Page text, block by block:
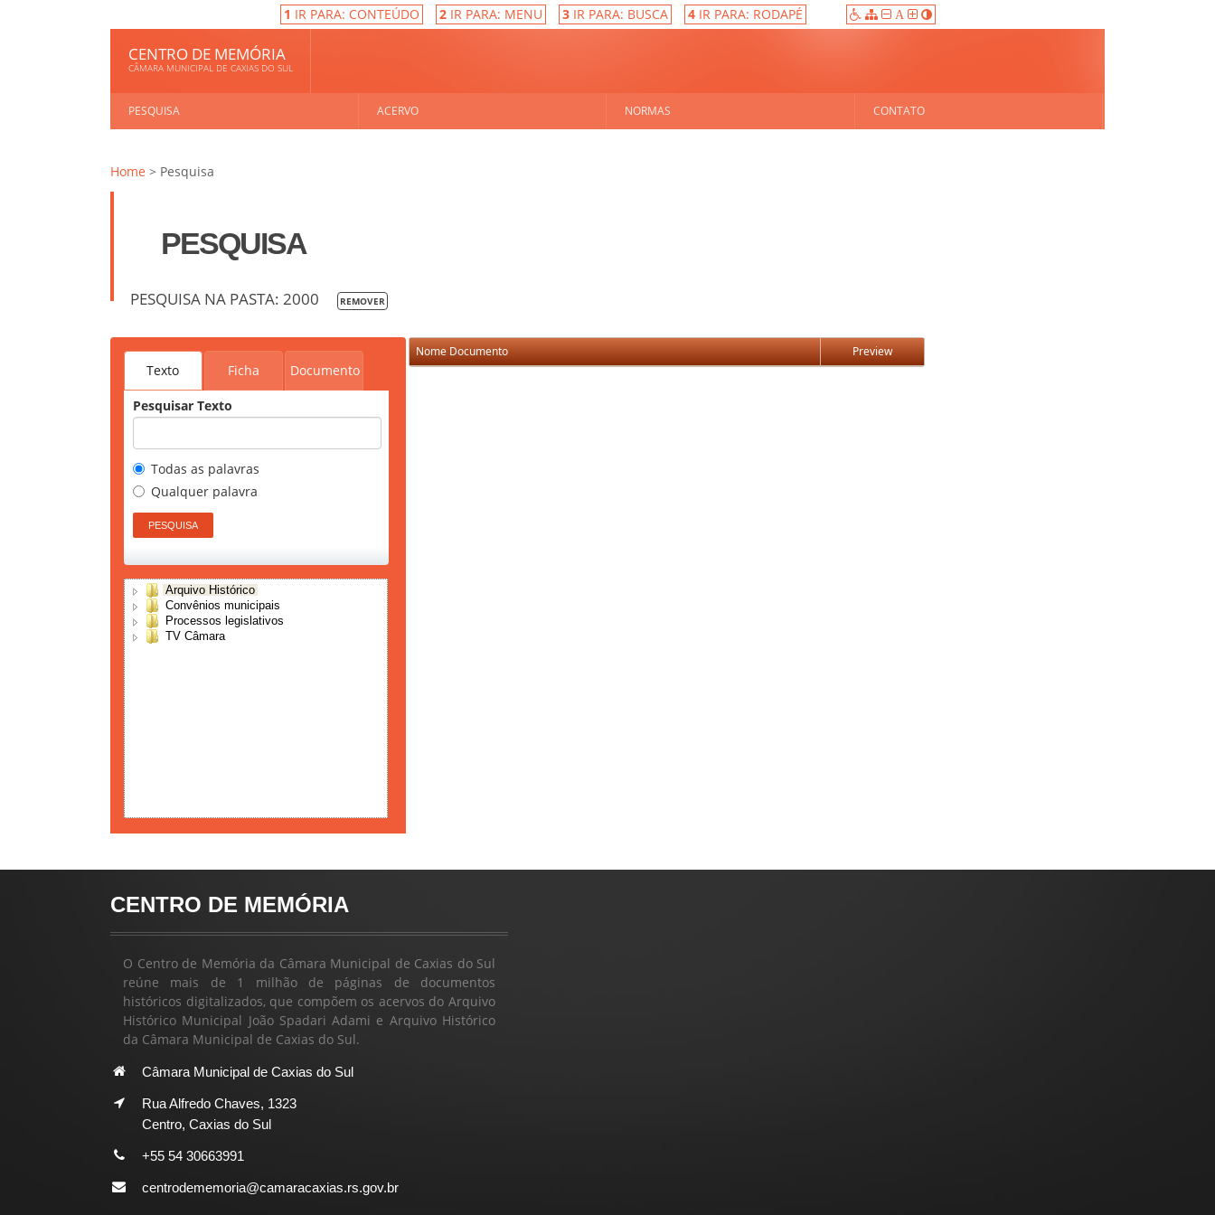
1 IR PARA: CONTEÚDO 2IR PARA: MENU 3IR PARA: BUSCA 4IR PARA: RODAPÉ A
CENTRO DE MEMÓRIA
CÂMARA MUNICIPAL DE CAXIAS DO SUL
PESQUISA ACERVO NORMAS CONTATO
Home > Pesquisa
PESQUISA
PESQUISA NA PASTA: 2000 REMOVER
Texto Ficha Documento
Pesquisar Texto
Todas as palavras
Qualquer palavra
Arquivo Histórico
Convênios municipais
Processos legislativos
TV Câmara
Nome Documento Preview
CENTRO DE MEMÓRIA
O Centro de Memória da Câmara Municipal de Caxias do Sul
reúne mais de 1 milhão de páginas de documentos
históricos digitalizados, que compõem os acervos do Arquivo
Histórico Municipal João Spadari Adami e Arquivo Histórico
da Câmara Municipal de Caxias do Sul.
Câmara Municipal de Caxias do Sul
Rua Alfredo Chaves, 1323
Centro, Caxias do Sul
+55 54 30663991
centrodememoria@camaracaxias.rs.gov.br